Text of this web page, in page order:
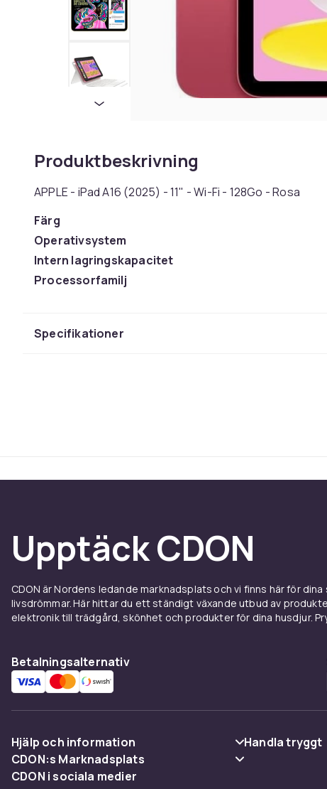
Produktbeskrivning
APPLE - iPad A16 (2025) - 11" - Wi-Fi - 128Go - Rosa
Färg
Operativsystem
Intern lagringskapacitet
Processorfamilj
Vikt
Specifikationer
Upptäck CDON
CDON är Nordens ledande marknadsplats och vi finns här för
livsdrömmar. Här hittar du ett ständigt växande utbud av
elektronik till trädgård, skönhet och produkter för dina husdjur.
Betalningsalternativ
Hjälp och information
Vanliga frågor
Handla tryggt
CDON:s Marknadsplats
Sälj på CDON
CDON i sociala medier